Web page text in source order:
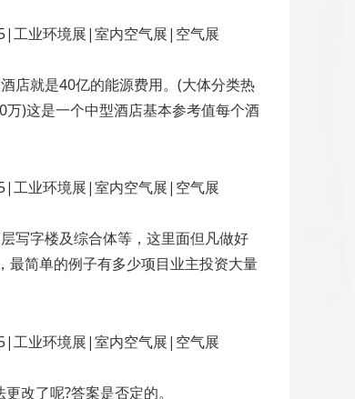
店就是40亿的能源费用。(大体分类热
)这是一个中型酒店基本参考值每个酒
写字楼及综合体等，这里面但凡做好
最简单的例子有多少项目业主投资大量
改了呢?答案是否定的。